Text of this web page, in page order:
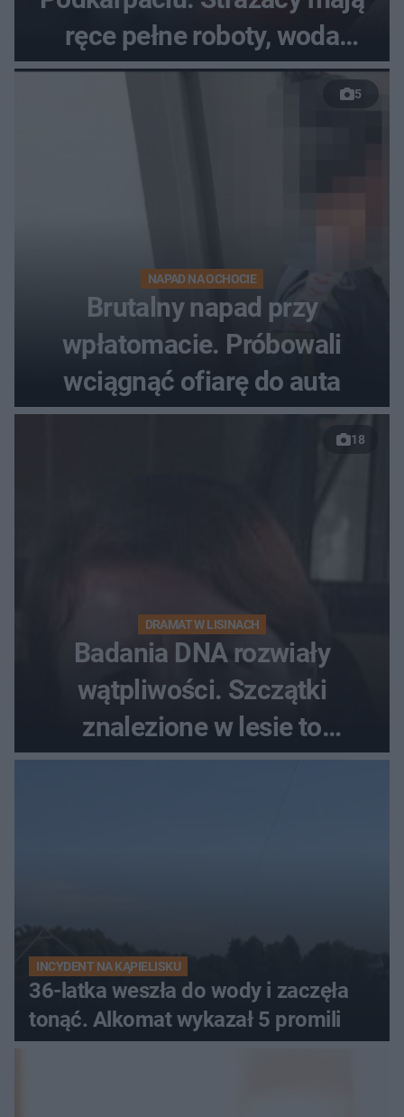
ręce pełne roboty, woda
zalewa posesje i budynki
5
NAPAD NA OCHOCIE
Brutalny napad przy
wpłatomacie. Próbowali
wciągnąć ofiarę do auta
18
DRAMAT W LISINACH
Badania DNA rozwiały
wątpliwości. Szczątki
znalezione w lesie to
zaginiona Jowita Zielińska
INCYDENT NA KĄPIELISKU
36-latka weszła do wody i zaczęła
tonąć. Alkomat wykazał 5 promili